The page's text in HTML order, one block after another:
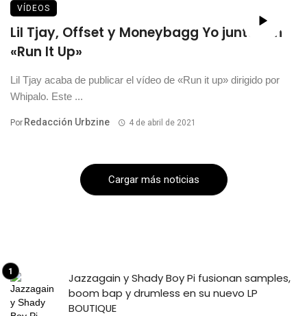
VÍDEOS
Lil Tjay, Offset y Moneybagg Yo juntos en
«Run It Up»
Lil Tjay acaba de publicar el vídeo de «Run it up» dirigido por
Whipalo. Este ...
Por Redacción Urbzine 4 de abril de 2021
Cargar más noticias
Jazzagain y Shady Boy Pi fusionan samples,
boom bap y drumless en su nuevo LP
BOUTIQUE